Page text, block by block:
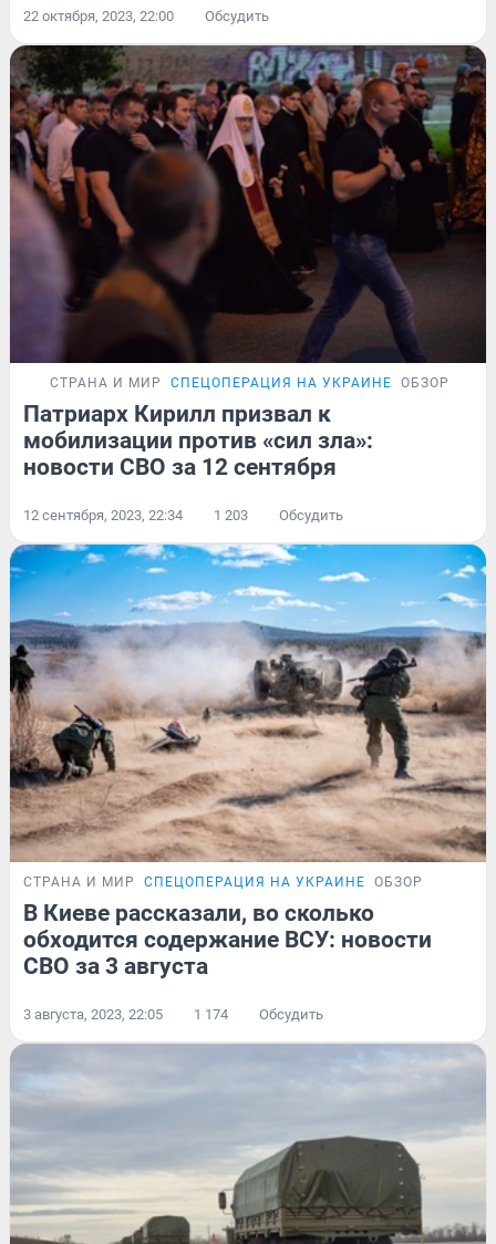
22 октября, 2023, 22:00 Обсудить
СТРАНА И МИР СПЕЦОПЕРАЦИЯ НА УКРАИНЕ ОБЗОР
Патриарх Кирилл призвал к
мобилизации против «сил зла»:
новости СВО за 12 сентября
12 сентября, 2023, 22:34 1 203 Обсудить
СТРАНА И МИР СПЕЦОПЕРАЦИЯ НА УКРАИНЕ ОБЗОР
В Киеве рассказали, во сколько
обходится содержание ВСУ: новости
СВО за 3 августа
3 августа, 2023, 22:05 1 174 Обсудить